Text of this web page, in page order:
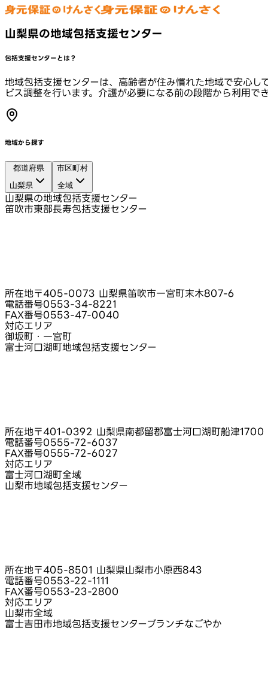
山梨県の地域包括支援センター
包括支援センターとは？
地域包括支援センターは、高齢者が住み慣れた地域で安心し
ビス調整を行います。介護が必要になる前の段階から利用で
地域から探す
都道府県
山梨県
市区町村
全域
山梨県の地域包括支援センター
笛吹市東部長寿包括支援センター
所在地〒405-0073 山梨県笛吹市一宮町末木807-6
電話番号0553-34-8221
FAX番号0553-47-0040
対応エリア
御坂町・一宮町
富士河口湖町地域包括支援センター
所在地〒401-0392 山梨県南都留郡富士河口湖町船津1700
電話番号0555-72-6037
FAX番号0555-72-6027
対応エリア
富士河口湖町全域
山梨市地域包括支援センター
所在地〒405-8501 山梨県山梨市小原西843
電話番号0553-22-1111
FAX番号0553-23-2800
対応エリア
山梨市全域
富士吉田市地域包括支援センターブランチなごやか